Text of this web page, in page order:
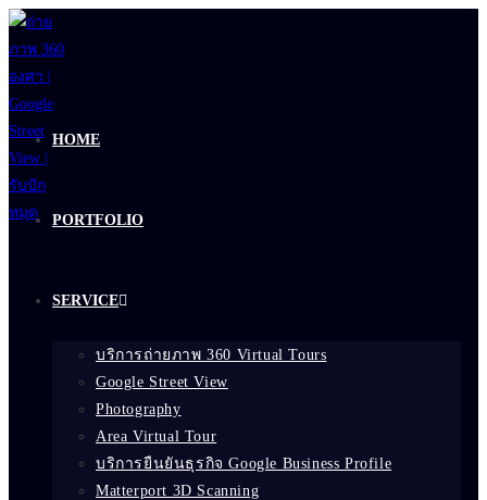
Skip
to
content
HOME
PORTFOLIO
SERVICE
บริการถ่ายภาพ 360 Virtual Tours
Google Street View
Photography
Area Virtual Tour
บริการยืนยันธุรกิจ Google Business Profile
Matterport 3D Scanning